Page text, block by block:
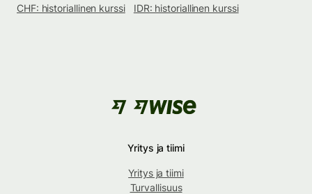
CHF: historiallinen kurssi
IDR: historiallinen kurssi
Yritys ja tiimi
Yritys ja tiimi
Turvallisuus